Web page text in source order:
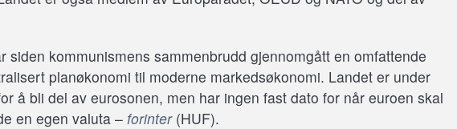
siden kommunismens sammenbrudd gjennomgått en omfattende
planøkonomi til moderne markedsøkonomi. Landet er under
å bli del av eurosonen, men har ingen fast dato for når euroen skal
en egen valuta – forinter(HUF).